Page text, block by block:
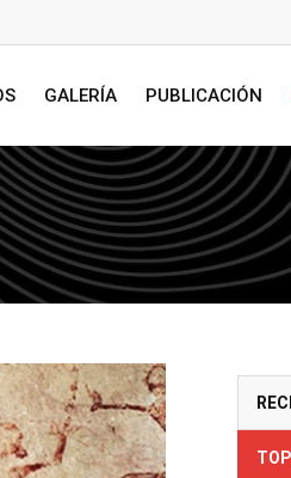
GALERÍA PUBLICACIÓN